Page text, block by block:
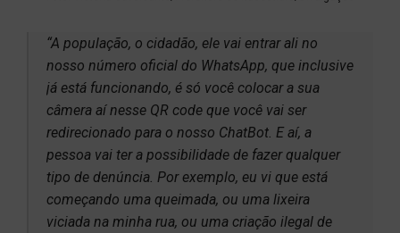
“A população, o cidadão, ele vai entrar ali no
nosso número oficial do WhatsApp, que inclusive
já está funcionando, é só você colocar a sua
câmera aí nesse QR code que você vai ser
redirecionado para o nosso ChatBot. E aí, a
pessoa vai ter a possibilidade de fazer qualquer
tipo de denúncia. Por exemplo, eu vi que está
começando uma queimada, ou uma lixeira
viciada na minha rua, ou uma criação ilegal de